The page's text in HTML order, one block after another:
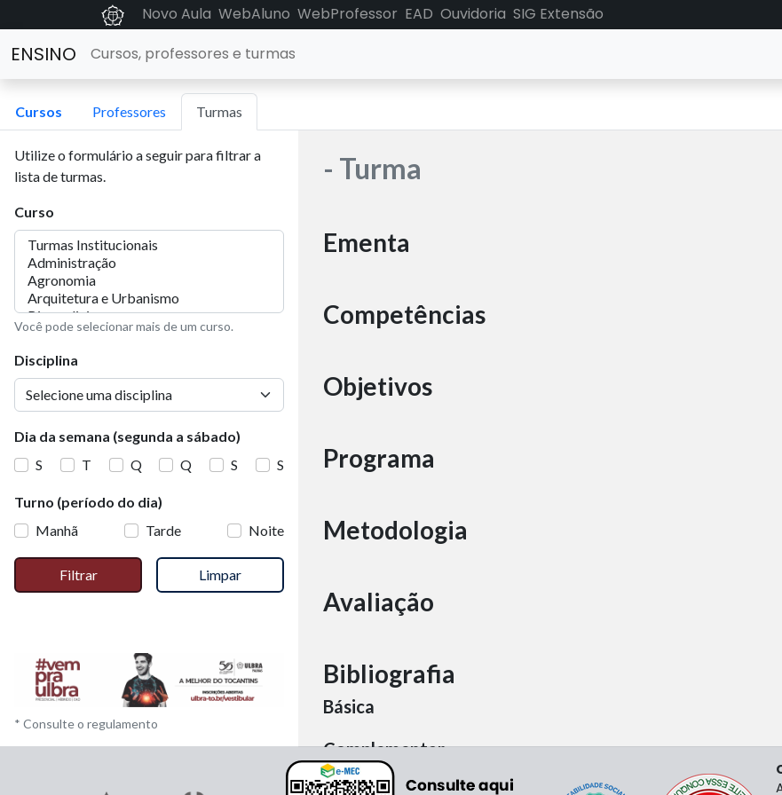
Novo Aula WebAluno WebProfessor EAD Ouvidoria SIG Extensão
ENSINO Cursos, professores e turmas
Cursos Professores Turmas
Utilize o formulário a seguir para filtrar a
lista de turmas.
Curso
Você pode selecionar mais de um curso.
Disciplina
Dia da semana (segunda a sábado)
S
T Q Q S S
Turno (período do dia)
Manhã
Tarde Noite
Filtrar Limpar
* Consulte o regulamento
- Turma
Ementa
Competências
Objetivos
Programa
Metodologia
Avaliação
Bibliografia
Básica
Complementar